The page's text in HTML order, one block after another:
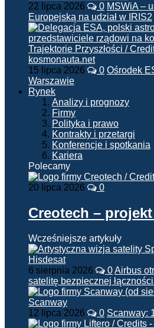
22 lipca 2026 0 MSWiA –
Europejską na udział w IRIS2
15 lipca 2026 0 Ośrodek
Warszawie
Rynek
Analizy i prognozy
Firmy
Polityka i prawo
Kontrakty i przetargi
Konferencje i spotkania
Kariera
Polecamy
20 lipca 2026 0
Creotech –
Wcześniejsze artykuły
6 sierpnia 2026 0Airbus
satelitę bezpiecznej łączności
12 lipca 2026 0 Scanway: